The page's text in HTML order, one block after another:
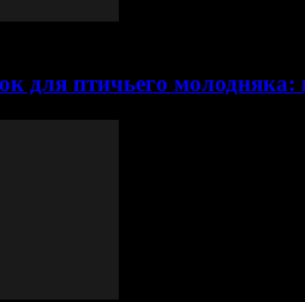
для птичьего молодняка: